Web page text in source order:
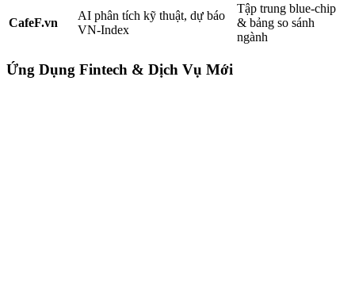
CafeF.vn
AI phân tích kỹ thuật, dự báo
VN-Index
Tập trung blue-chip
& bảng so sánh
ngành
Ứng Dụng Fintech & Dịch Vụ Mới